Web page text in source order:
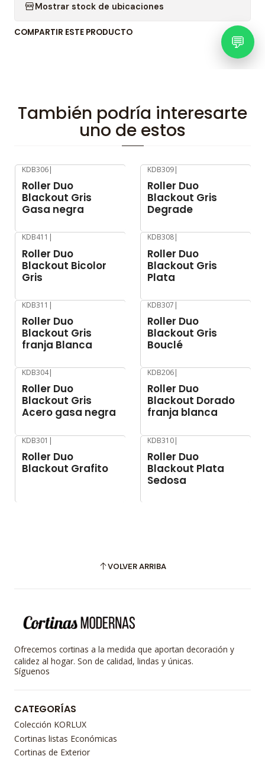
Mostrar stock de ubicaciones
COMPARTIR ESTE PRODUCTO 💬
También podría interesarte
uno de estos
KDB306|
Roller Duo
Blackout Gris
Gasa negra
KDB309|
Roller Duo
Blackout Gris
Degrade
KDB411 |
Roller Duo
Blackout Bicolor
Gris
KDB308|
Roller Duo
Blackout Gris
Plata
KDB311 |
Roller Duo
Blackout Gris
franja Blanca
KDB307 |
Roller Duo
Blackout Gris
Bouclé
KDB304|
Roller Duo
Blackout Gris
Acero gasa negra
KDB206|
Roller Duo
Blackout Dorado
franja blanca
KDB301 |
Roller Duo
Blackout Grafito
KDB310|
Roller Duo
Blackout Plata
Sedosa
VOLVER ARRIBA
Ofrecemos cortinas a la medida que aportan decoración y
calidez al hogar. Son de calidad, lindas y únicas.
Síguenos
CATEGORÍAS
Colección KORLUX
Cortinas listas Económicas
Cortinas de Exterior